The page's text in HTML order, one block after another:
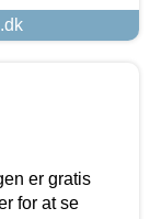
er gratis
for at se